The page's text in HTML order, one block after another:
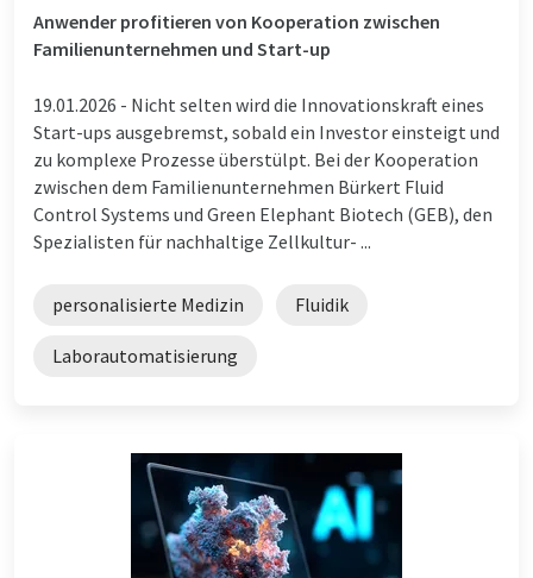
Anwender profitieren von Kooperation zwischen
Familienunternehmen und Start-up
19.01.2026 - Nicht selten wird die Innovationskraft eines
Start-ups ausgebremst, sobald ein Investor einsteigt und
zu komplexe Prozesse überstülpt. Bei der Kooperation
zwischen dem Familienunternehmen Bürkert Fluid
Control Systems und Green Elephant Biotech (GEB), den
Spezialisten für nachhaltige Zellkultur- ...
personalisierte Medizin Fluidik
Laborautomatisierung